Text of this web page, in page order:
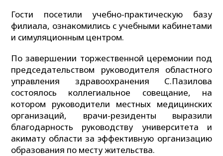
Гости посетили учебно-практическую базу
филиала, ознакомились с учебными кабинетами
и симуляционным центром.
По завершении торжественной церемонии под
председательством руководителя областного
управления здравоохранения С.Пазилова
состоялось коллегиальное совещание, на
котором руководители местных медицинских
организаций, врачи-резиденты выразили
благодарность руководству университета и
акимату области за эффективную организацию
образования по месту жительства.